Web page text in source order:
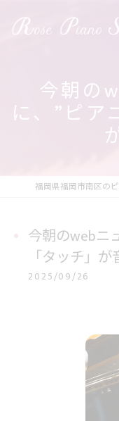
今朝の
に、”ピア
今朝のwebニ
「タッチ」が
2025/09/26